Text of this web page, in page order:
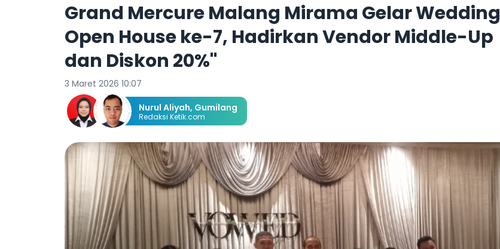
Grand Mercure Malang Mirama Gelar Wedding
Open House ke-7, Hadirkan Vendor Middle-Up
dan Diskon 20%"
3 Maret 2026 10:07
Nurul Aliyah, Gumilang
Redaksi Ketik.com